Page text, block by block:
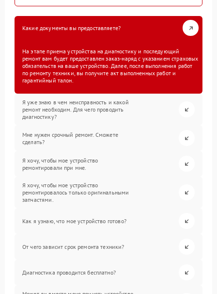
Какие документы вы предоставляете?
На этапе приема устройства на диагностику и последующий
ремонт вам будет предоставлен заказ-наряд с указанием страховых
обязательств на ваше устройство. Далее, после выполнения работ
по ремонту техники, вы получите акт выполненных работ и
гарантийный талон.
Я уже знаю в чем неисправность и какой
ремонт необходим. Для чего проводить
диагностику?
Мне нужен срочный ремонт. Сможете
сделать?
Я хочу, чтобы мое устройство
ремонтировали при мне.
Я хочу, чтобы мое устройство
ремонтировалось только оригинальными
запчастями.
Как я узнаю, что мое устройство готово?
От чего зависит срок ремонта техники?
Диагностика проводится бесплатно?